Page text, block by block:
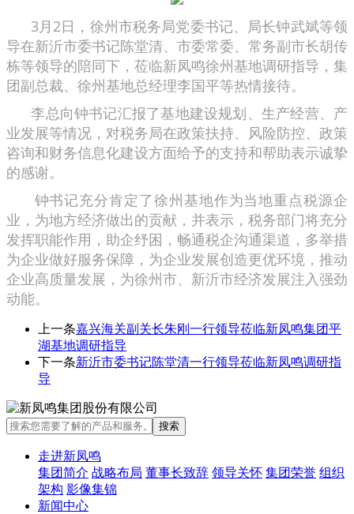
3月2日，徐州市税务局党委书记、局长钟武斌等领
导在新沂市委书记陈堂清、市委常委、常务副市长胡传
栋等领导的陪同下，莅临新凤鸣徐州基地调研指导，集
团副总裁、徐州基地总经理李国平等热情接待。
李总向钟书记汇报了基地建设规划、生产经营、产
业发展等情况，对税务局在政策扶持、风险防控、政策
咨询和财务信息化建设方面给予的支持和帮助表示诚挚
的感谢。
钟书记充分肯定了徐州基地作为当地重点税源企
业，为地方经济做出的贡献，并表示，税务部门将充分
发挥职能作用，助企纾困，畅通税企沟通渠道，多举措
为企业做好服务保障，为企业发展创造更优环境，推动
企业高质量发展，为徐州市、新沂市经济发展注入强劲
动能。
上一条嘉兴海关副关长朱刚一行领导莅临新凤鸣集团平
湖基地调研指导
下一条新沂市委书记陈堂清一行领导莅临新凤鸣调研指
导
走进新凤鸣
集团简介 战略布局 董事长致辞 领导关怀 集团荣誉 组织
架构 影像集锦
新闻中心